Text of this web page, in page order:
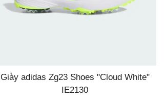
Giày adidas Zg23 Shoes "Cloud White"
IE2130